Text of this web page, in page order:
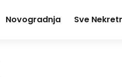
Novogradnja Sve